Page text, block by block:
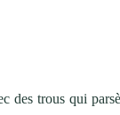
des trous qui